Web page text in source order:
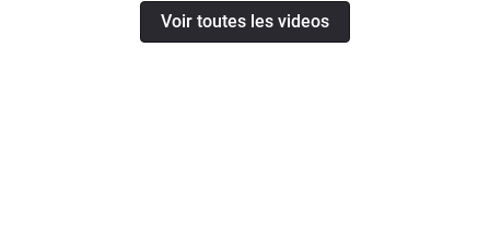
Voir toutes les videos